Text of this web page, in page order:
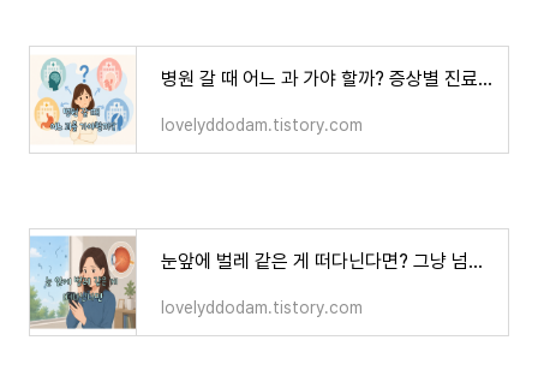
병원 갈 때 어느 과 가야 할까? 증상별 진료과 쉽게 정리
lovelyddodam.tistory.com
눈앞에 벌레 같은 게 떠다닌다면? 그냥 넘기면 안 되는 경우
lovelyddodam.tistory.com